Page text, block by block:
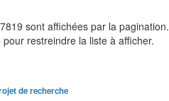
sont affichées par la pagination.
restreindre la liste à afficher.
de recherche